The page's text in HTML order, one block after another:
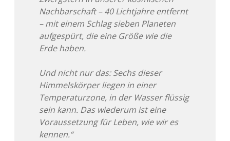
Adventskalender 2021
Adventskalender 2022
Adventskalender 2024
Nachbarschaft – 40 Lichtjahre entfernt
– mit einem Schlag sieben Planeten
aufgespürt, die eine Größe wie die
Erde haben.
Und nicht nur das: Sechs dieser
Himmelskörper liegen in einer
Temperaturzone, in der Wasser flüssig
sein kann. Das wiederum ist eine
Voraussetzung für Leben, wie wir es
kennen.“